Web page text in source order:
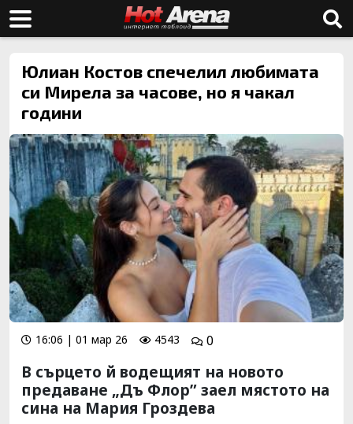
Юлиан Костов спечелил любимата
си Мирела за часове, но я чакал
години
16:06 | 01 мар 26 4543 0
В сърцето й водещият на новото
предаване „Дъ Флор” заел мястото на
сина на Мария Гроздева